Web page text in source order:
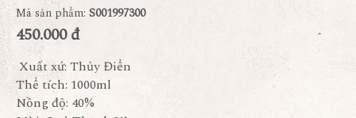
Mã sản phẩm: S001997300
450.000 đ
Xuất xứ: Thủy Điển
Thể tích: 1000ml
Nồng độ: 40%